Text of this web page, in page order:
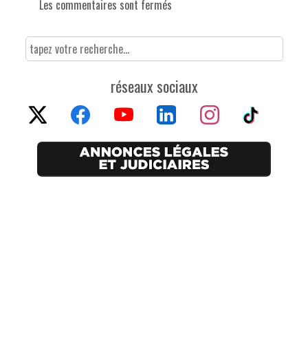
Les commentaires sont fermés
réseaux sociaux